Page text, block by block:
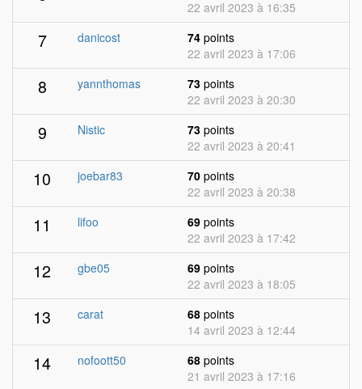
22 avril 2023 à 16:35
7 danicost 74 points
22 avril 2023 à 17:06
8 yannthomas 73 points
22 avril 2023 à 20:30
9 Nistic 73 points
22 avril 2023 à 20:41
10 joebar83 70 points
22 avril 2023 à 20:38
11 lifoo 69 points
22 avril 2023 à 17:42
12 gbe05 69 points
22 avril 2023 à 18:05
13 carat 68 points
14 avril 2023 à 12:44
14 nofoott50 68 points
21 avril 2023 à 17:16